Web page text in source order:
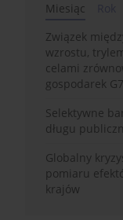
Miesiąc
Związek
wzrostu,
celami
gospodarek
Selektywne
długu
Globalny
pomiaru
krajów